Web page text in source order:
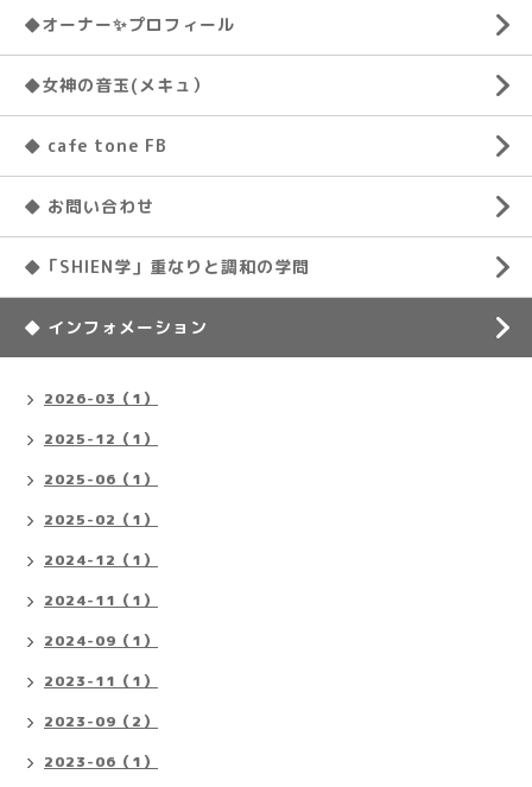
◆オーナー✨プロフィール
◆女神の音玉(メキュ）
◆ cafe tone FB
◆ お問い合わせ
◆「SHIEN学」重なりと調和の学問
◆ インフォメーション
2026-03（1）
2025-12（1）
2025-06（1）
2025-02（1）
2024-12（1）
2024-11（1）
2024-09（1）
2023-11（1）
2023-09（2）
2023-06（1）